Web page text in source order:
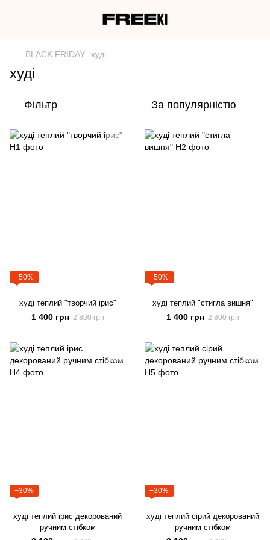
BLACK FRIDAY худі
худі
Фільтр За популярністю
−50%
худі теплий "творчий ірис"
1 400 грн 2 800 грн
−50%
худі теплий "стигла вишня"
1 400 грн 2 800 грн
−30%
худі теплий ірис декорований
ручним стібком
−30%
худі теплий сірий декорований
ручним стібком